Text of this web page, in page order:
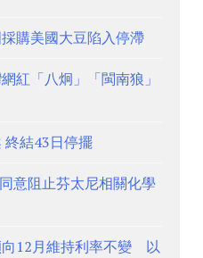
購美國大豆陷入停滯
紅「八炯」「閩南狼」
終結43日停擺
意阻止芬太尼相關化學
12月維持利率不變 以